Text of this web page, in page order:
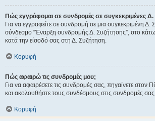
Πώς εγγράφομαι σε συνδρομές σε συγκεκριμένες Δ.
Για να εγγραφείτε σε συνδρομή σε μια συγκεκριμένη
σύνδεσμο “Έναρξη συνδρομής Δ. Συζήτησης”, στο
κατά την είσοδό σας στη Δ. Συζήτηση.
Κορυφή
Πώς αφαιρώ τις συνδρομές μου;
Για να αφαιρέσετε τις συνδρομές σας, πηγαίνετε στον
και ακολουθήστε τους συνδέσμους στις συνδρομές
Κορυφή